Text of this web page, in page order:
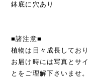
鉢底に穴あり
■諸注意■
植物は日々成長しており
お届け時には写真とサ
とをご理解下さいませ。